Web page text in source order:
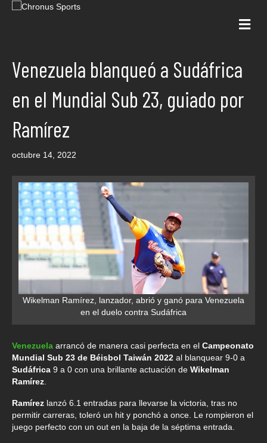
Venezuela blanqueó a Sudáfrica
en el Mundial Sub 23, guiado por
Ramírez
octubre 14, 2022
Wikelman Ramírez, lanzador, abrió y ganó para Venezuela
en el duelo contra Sudáfrica
Venezuela arrancó de manera casi perfecta en el Campeonato
Mundial Sub 23 de Béisbol Taiwán 2022 al blanquear 9-0 a
Sudáfrica 9 a 0 con una brillante actuación de Wikelman
Ramírez.
Ramírez lanzó 6.1 entradas para llevarse la victoria, tras no
permitir carreras, toleró un hit y ponchó a once. Le rompieron el
juego perfecto con un out en la baja de la séptima entrada.